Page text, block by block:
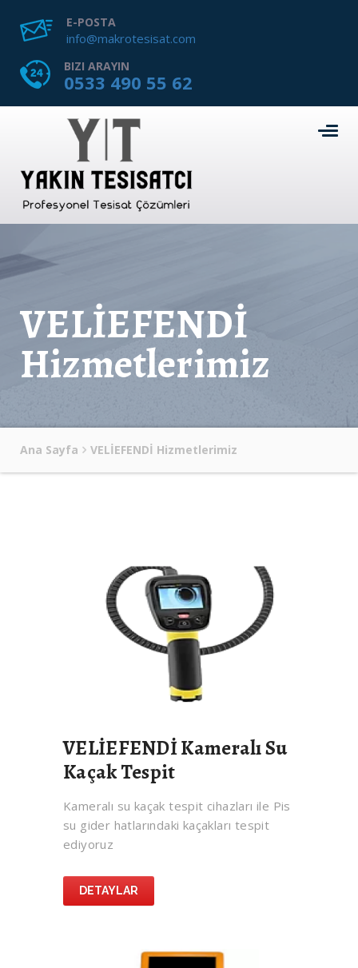
E-POSTA
info@makrotesisat.com
BIZI ARAYIN
0533 490 55 62
VELİEFENDİ
Hizmetlerimiz
Ana Sayfa VELİEFENDİ Hizmetlerimiz
VELİEFENDİ Kameralı Su
Kaçak Tespit
Kameralı su kaçak tespit cihazları ile Pis
su gider hatlarındaki kaçakları tespit
ediyoruz
DETAYLAR